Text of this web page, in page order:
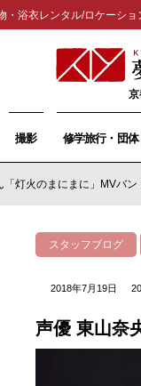
・浴衣レンタル/ロケーショ
撮影 修学旅行・団体
灯火のまにまに」MVバン
スタッフブログ
2018年7月19日
声優 東山奈